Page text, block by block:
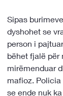
Sipas
dyshohet se
person i
bëhet fjalë për
mirëmenduar
mafioz. Policia
se ende nuk